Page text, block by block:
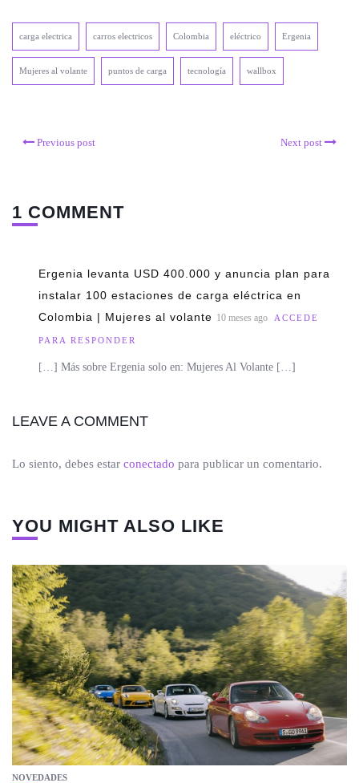
carga electrica carros electricos Colombia eléctrico Ergenia
Mujeres al volante puntos de carga tecnología wallbox
Previous post Next post
1 COMMENT
Ergenia levanta USD 400.000 y anuncia plan para
instalar 100 estaciones de carga eléctrica en
Colombia | Mujeres al volante 10 meses ago ACCEDE
PARA RESPONDER
[…] Más sobre Ergenia solo en: Mujeres Al Volante […]
LEAVE A COMMENT
Lo siento, debes estar conectado para publicar un comentario.
YOU MIGHT ALSO LIKE
NOVEDADES